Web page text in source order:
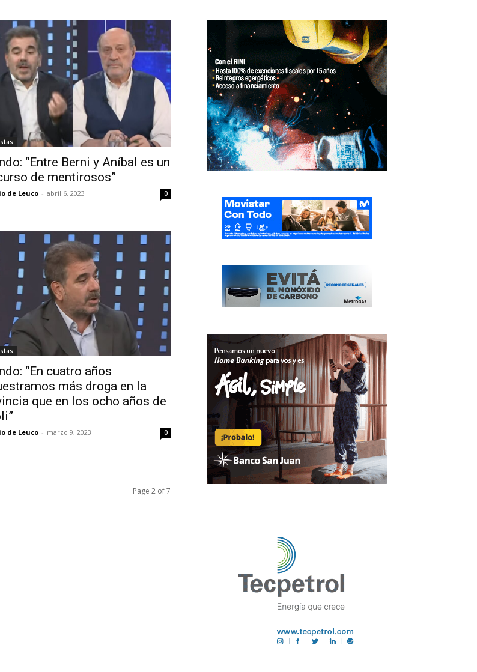
“Entre Berni y Aníbal es un
de mentirosos”
de Leuco - abril 6, 2023 0
“En cuatro años
más droga en la
que en los ocho años de
de Leuco - marzo 9, 2023 0
Page 2 of 7